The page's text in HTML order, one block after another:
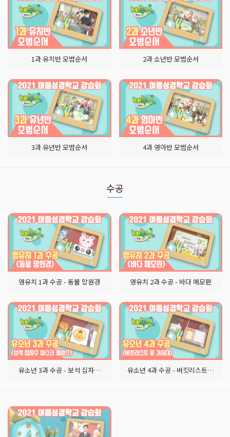
1과 유치반 모범순서 2과 소년반 모범순서
3과 유년반 모범순서 4과 영아반 모범순서
수공
영유치 1과 수공 - 동물 망원경 영유치 2과 수공 - 바다 메모판
유소년 3과 수공 - 보석 십자수 마스크 케이스유소년 4과 수공 - 버킷리스트 폰 거